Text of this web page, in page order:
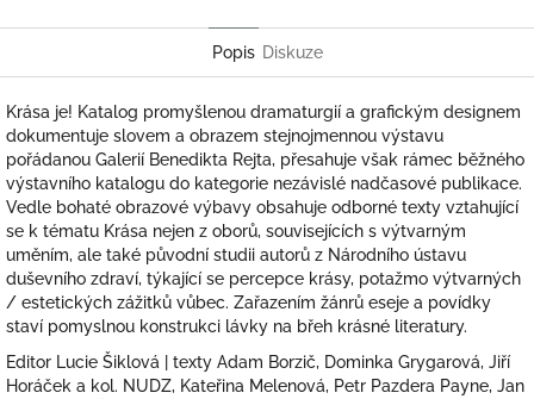
Popis Diskuze
Krása je! Katalog promyšlenou dramaturgií a grafickým designem
dokumentuje slovem a obrazem stejnojmennou výstavu
pořádanou Galerií Benedikta Rejta, přesahuje však rámec běžného
výstavního katalogu do kategorie nezávislé nadčasové publikace.
Vedle bohaté obrazové výbavy obsahuje odborné texty vztahující
se k tématu Krása nejen z oborů, souvisejících s výtvarným
uměním, ale také původní studii autorů z Národního ústavu
duševního zdraví, týkající se percepce krásy, potažmo výtvarných
/ estetických zážitků vůbec. Zařazením žánrů eseje a povídky
staví pomyslnou konstrukci lávky na břeh krásné literatury.
Editor Lucie Šiklová | texty Adam Borzič, Dominka Grygarová, Jiří
Horáček a kol. NUDZ, Kateřina Melenová, Petr Pazdera Payne, Jan